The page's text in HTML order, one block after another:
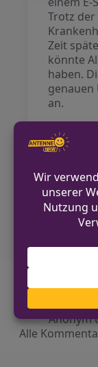
Trotz
Zeit
könnte
haben.
genauen
an.
Bad
Anonym
Alle